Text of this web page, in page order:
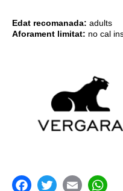
Edat recomanada: adults
Aforament limitat: no cal